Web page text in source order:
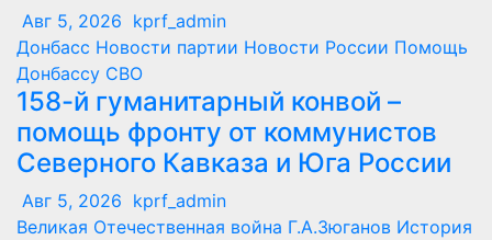
Авг 5, 2026 kprf_admin
Донбасс Новости партии Новости России Помощь
Донбассу СВО
158-й гуманитарный конвой –
помощь фронту от коммунистов
Северного Кавказа и Юга России
Авг 5, 2026 kprf_admin
Великая Отечественная война Г.А.Зюганов История